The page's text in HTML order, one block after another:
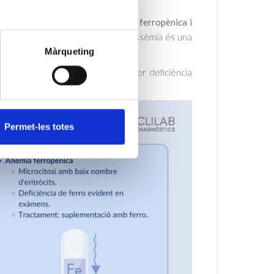
Màrqueting
Permet-les totes
microcitosi ferropènica i
de microcitosi, però la talassèmia és una
alt mentre que l'anèmia per deficiència